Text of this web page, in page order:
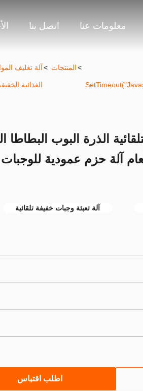
معلومات عنا اتصل بنا
>المنتجات >آلة تغليف
الغذائية
الذرة البوب البطاطا
آلة حزم عمودية للوجبات
آلة تعبئة وجبات خفيفة تلقائية
اطلب اقتباس